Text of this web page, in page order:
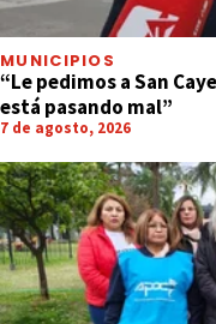
MUNICIPIOS
“Le pedimos a San
está pasando mal”
7 de agosto, 2026